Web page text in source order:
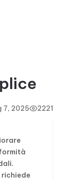
7, 2025 2221